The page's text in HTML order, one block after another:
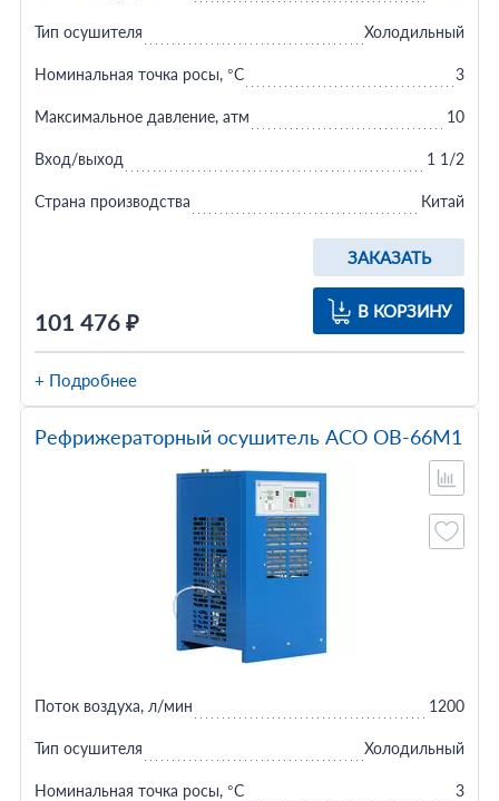
101 476 ₽
ЗАКАЗАТЬ
В КОРЗИНУ
Тип осушителя Холодильный
Номинальная точка росы, °C 3
Максимальное давление, атм 10
Вход/выход 1 1/2
Страна производства Китай
+ Подробнее
Рефрижераторный осушитель АСО ОВ-66М1
Поток воздуха, л/мин 1200
Тип осушителя Холодильный
Номинальная точка росы, °C 3